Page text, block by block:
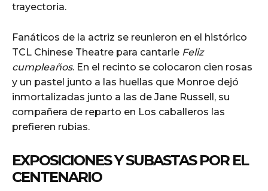
trayectoria.
Fanáticos de la actriz se reunieron en el histórico
TCL Chinese Theatre para cantarle Feliz
cumpleaños. En el recinto se colocaron cien rosas
y un pastel junto a las huellas que Monroe dejó
inmortalizadas junto a las de Jane Russell, su
compañera de reparto en Los caballeros las
prefieren rubias.
EXPOSICIONES Y SUBASTAS POR EL
CENTENARIO